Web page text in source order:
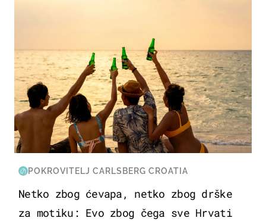
POKROVITELJ CARLSBERG CROATIA
Netko zbog ćevapa, netko zbog drške
za motiku: Evo zbog čega sve Hrvati